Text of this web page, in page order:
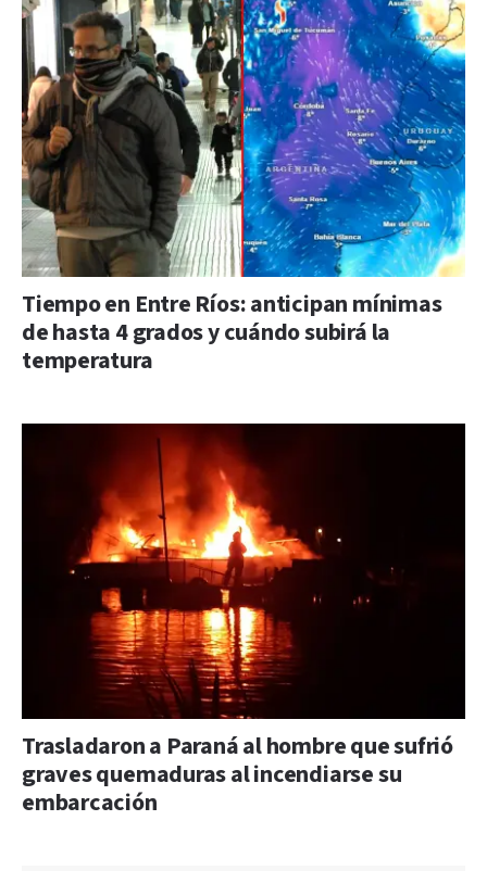
Tiempo en Entre Ríos: anticipan mínimas
de hasta 4 grados y cuándo subirá la
temperatura
Trasladaron a Paraná al hombre que sufrió
graves quemaduras al incendiarse su
embarcación